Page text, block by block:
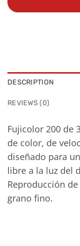
DESCRIPTION
REVIEWS (0)
Fujicolor 200 de
de color, de
diseñado para
libre a la luz del
Reproducción
grano fino.